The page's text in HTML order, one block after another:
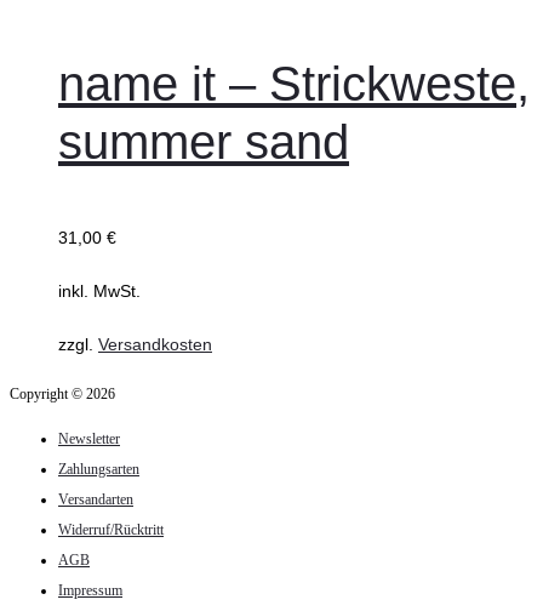
name it – Strickweste,
summer sand
31,00 €
inkl. MwSt.
zzgl. Versandkosten
Copyright © 2026
Newsletter
Zahlungsarten
Versandarten
Widerruf/Rücktritt
AGB
Impressum